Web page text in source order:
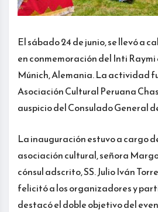
El sábado 24 de junio, se llevó a
en conmemoración del Inti Raymi
Múnich, Alemania. La actividad
Asociación Cultural Peruana
auspicio del Consulado General
La inauguración estuvo a cargo
asociación cultural, señora
cónsul adscrito, SS. Julio Iván
felicitó a los organizadores y
destacó el doble objetivo del